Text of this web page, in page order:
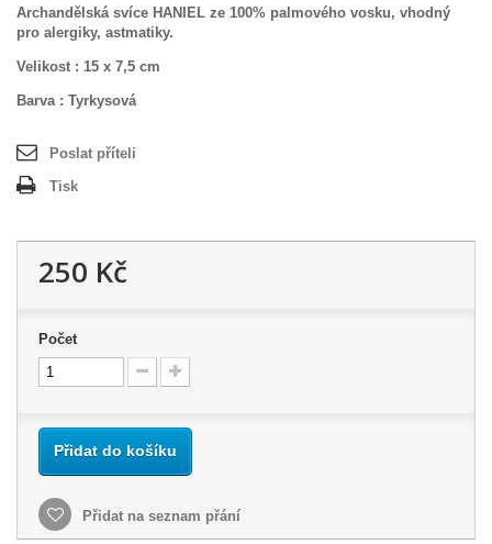
Archandělská svíce HANIEL ze 100% palmového vosku, vhodný
pro alergiky, astmatiky.
Velikost : 15 x 7,5 cm
Barva : Tyrkysová
Poslat příteli
Tisk
250 Kč
Počet
Přidat do košíku
Přidat na seznam přání